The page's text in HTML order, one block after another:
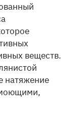
веществ.
натяжение